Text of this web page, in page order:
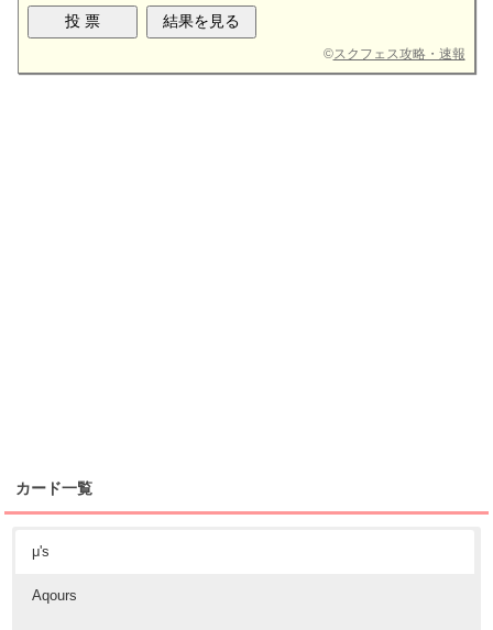
©スクフェス攻略・速報
カード一覧
μ's
Aqours